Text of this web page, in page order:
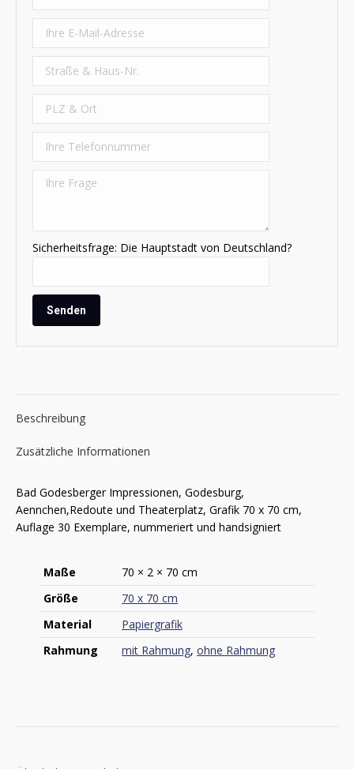
Sicherheitsfrage: Die Hauptstadt von Deutschland?
Beschreibung
Zusätzliche Informationen
Bad Godesberger Impressionen, Godesburg,
Aennchen,Redoute und Theaterplatz, Grafik 70 x 70 cm,
Auflage 30 Exemplare, nummeriert und handsigniert
Maße
70 × 2 × 70 cm
Größe
70 x 70 cm
Material
Papiergrafik
Rahmung
mit Rahmung, ohne Rahmung